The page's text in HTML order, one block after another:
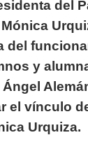
del
del
y
el vínculo
Urquiza.